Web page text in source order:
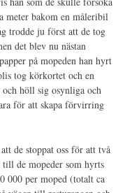
meter bakom en måleribil
trodde ju först att de tog
det blev nu nästan
på mopeden han hyrt
tog körkortet och en
höll sig osynliga och
för att skapa förvirring
de stoppat oss för att två
de mopeder som hyrts
000 per moped (totalt ca